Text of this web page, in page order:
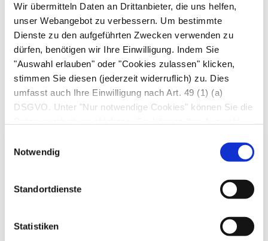
Wir übermitteln Daten an Drittanbieter, die uns helfen,
unser Webangebot zu verbessern. Um bestimmte
Dienste zu den aufgeführten Zwecken verwenden zu
dürfen, benötigen wir Ihre Einwilligung. Indem Sie
"Auswahl erlauben" oder "Cookies zulassen" klicken,
stimmen Sie diesen (jederzeit widerruflich) zu. Dies
umfasst auch Ihre Einwilligung nach Art. 49 (1) (a)
DSGVO. Unter "Nur notwendige Cookies" können Sie die
Notwendig
Standortdienste
Statistiken
Naloxon und wird in einer Dosierung eingesetzt,
die unterhalb der in der Schmerztherapie
üblichen Opiatdosis liegt. Erste Studien legen
eine gute Wirksamkeit nahe. Häufige
Nebenwirkungen sind Kopfschmerzen,
Müdigkeit, Übelkeit und Verstopfung.
Nicht wenige Betroffene haben ihre eigenen
„Rezepte“ entwickelt, um die Beschwerden